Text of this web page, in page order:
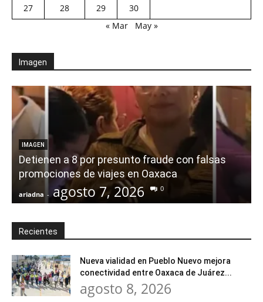
27
28 29
30
« Mar
May »
Imagen
IMAGEN
Detienen a 8 por presunto fraude con falsas
promociones de viajes en Oaxaca
ariadna - agosto 7, 2026 0
Recientes
Nueva vialidad en Pueblo Nuevo mejora
conectividad entre Oaxaca de Juárez...
agosto 8, 2026